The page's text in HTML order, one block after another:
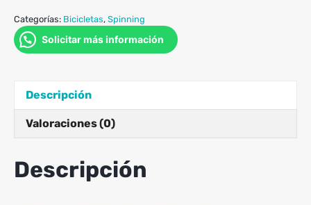
Categorías: Bicicletas, Spinning
Solicitar más información
Descripción
Valoraciones (0)
Descripción